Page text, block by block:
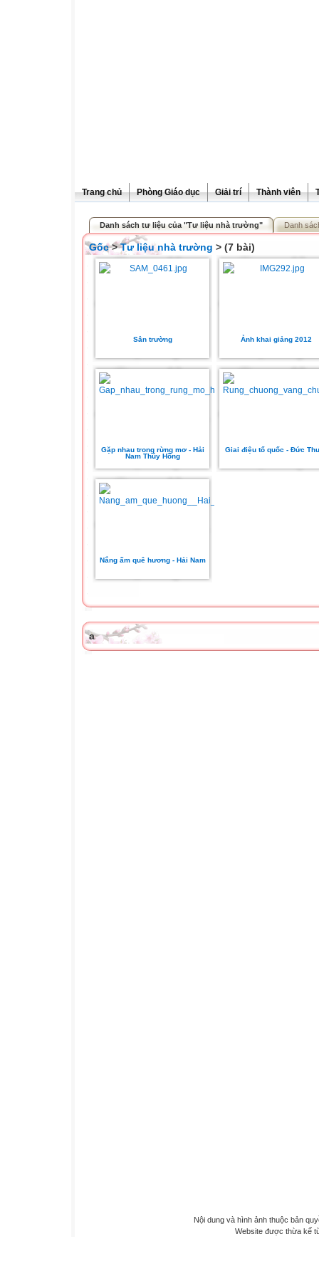
Trang chủ Phòng Giáo dục Giải trí Thành viên
Danh sách tư liệu của "Tư liệu nhà trường" Danh
Gốc>Tư liệu nhà trường > (7 bài)
Sân trường Ảnh khai giảng 2012
Gặp nhau trong rừng mơ - Hải
Nam Thúy Hồng
Giai điệu tổ quốc - Đức
Nắng ấm quê hương - Hải Nam
a
Nội dung và hình ảnh thuộc bản
Website được thừa kế